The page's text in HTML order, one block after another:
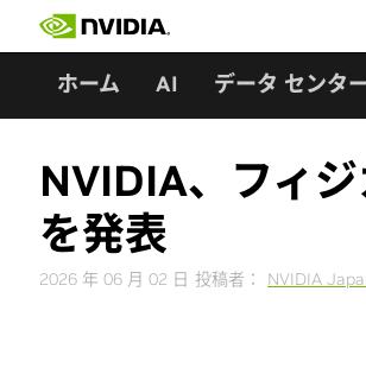
ホーム AI データ センタ
NVIDIA、フィ
を発表
2026 年 06 月 02 日 投稿者： NVIDIA